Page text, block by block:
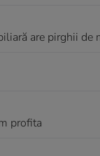
are pirghii
profita